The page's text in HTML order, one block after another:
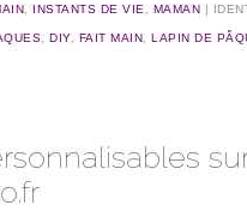
, INSTANTS DE VIE, MAMAN
,DIY, FAIT MAIN,LAPIN DE